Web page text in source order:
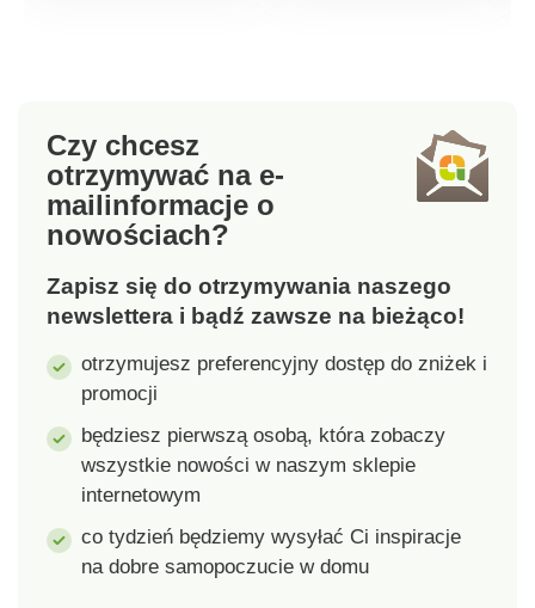
wyjątkowy. Każda
sztuka jest unikatowa.
Czy chcesz
otrzymywać na e-
mailinformacje o
nowościach?
Zapisz się do otrzymywania naszego
newslettera i bądź zawsze na bieżąco!
otrzymujesz preferencyjny dostęp do zniżek i
promocji
będziesz pierwszą osobą, która zobaczy
wszystkie nowości w naszym sklepie
internetowym
co tydzień będziemy wysyłać Ci inspiracje
na dobre samopoczucie w domu